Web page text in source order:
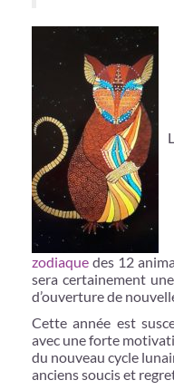
zodiaque des 12
sera certainement
d’ouverture de
Cette année est
avec une forte
du nouveau cycle
anciens soucis et